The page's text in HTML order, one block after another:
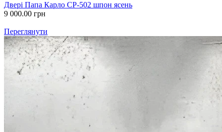
Двері Папа Карло СP-502 шпон ясень
9 000.00 грн
Переглянути